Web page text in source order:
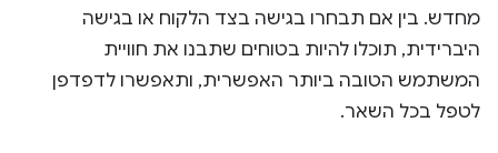
מחדש. בין אם תבחרו בגישה בצד הלקוח או בגישה
היברידית, תוכלו להיות בטוחים שתבנו את חוויית
המשתמש הטובה ביותר האפשרית, ותאפשרו לדפדפן
לטפל בכל השאר.